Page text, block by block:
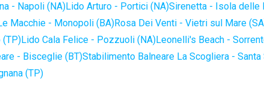
- Napoli (NA)Lido Arturo - Portici (NA)Sirenetta - Isola delle
Macchie - Monopoli (BA)Rosa Dei Venti - Vietri sul Mare
(TP)Lido Cala Felice - Pozzuoli (NA)Leonelli's Beach -
- Bisceglie (BT)Stabilimento Balneare La Scogliera - Santa
(TP)